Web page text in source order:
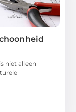
niet alleen